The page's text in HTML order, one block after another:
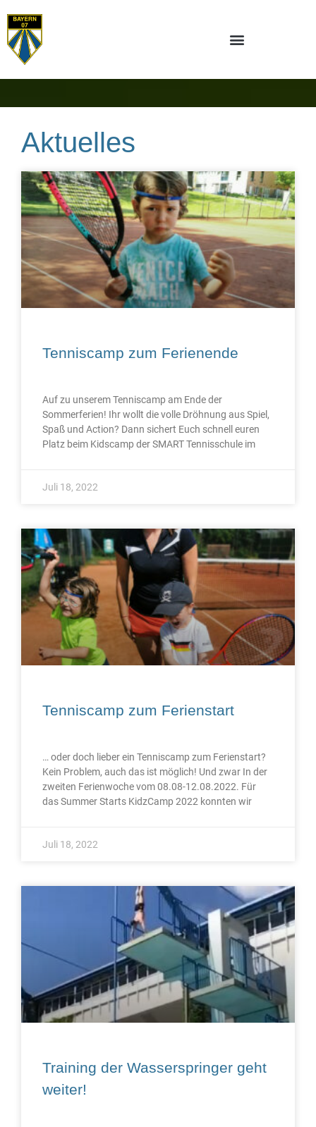
Aktuelles
Tenniscamp zum Ferienende
Auf zu unserem Tenniscamp am Ende der
Sommerferien! Ihr wollt die volle Dröhnung aus Spiel,
Spaß und Action? Dann sichert Euch schnell euren
Platz beim Kidscamp der SMART Tennisschule im
Juli 18, 2022
Tenniscamp zum Ferienstart
… oder doch lieber ein Tenniscamp zum Ferienstart?
Kein Problem, auch das ist möglich! Und zwar In der
zweiten Ferienwoche vom 08.08-12.08.2022. Für
das Summer Starts KidzCamp 2022 konnten wir
Juli 18, 2022
Training der Wasserspringer geht
weiter!